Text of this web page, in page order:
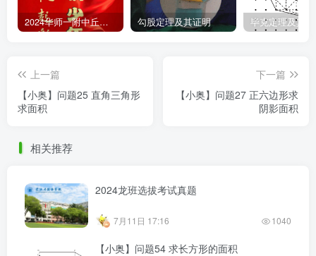
2024华师一附中丘班游园考试真题 勾股定理及其证明 毕克定理及其
上一篇
【小奥】问题25 直角三角形
求面积
下一篇
【小奥】问题27 正六边形求
阴影面积
相关推荐
2024龙班选拔考试真题
7月11日 17:16 1040
【小奥】问题54 求长方形的面积